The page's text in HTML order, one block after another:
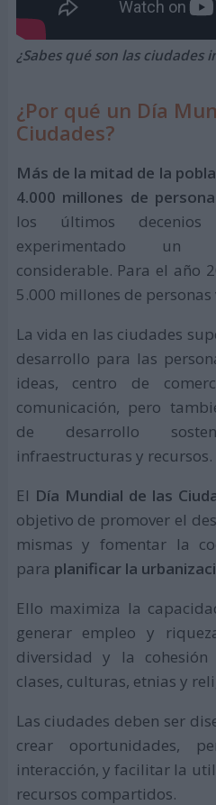
¿Sabes qué son las ciudades
¿Por qué un Día
Ciudades?
Más de la mitad de la
4.000 millones de
los últimos
experimentado un
considerable. Para el año
5.000 millones de
La vida en las ciudades
desarrollo para las
ideas, centro de
comunicación, pero
de desarrollo
infraestructuras y recursos.
El Día Mundial de las
objetivo de promover el
mismas y fomentar la
para planificar la
Ello maximiza la
generar empleo y
diversidad y la
clases, culturas, etnias y
Las ciudades deben ser
crear oportunidades,
interacción, y facilitar la
recursos compartidos.